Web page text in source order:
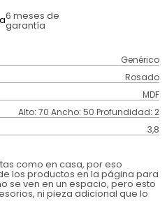
6 meses de
garantía
Genérico
Rosado
MDF
Alto: 70 Ancho: 50 Profundidad: 2
3,8
como en casa, por eso
los productos en la página para
se ven en un espacio, pero esto
ni pieza adicional que lo